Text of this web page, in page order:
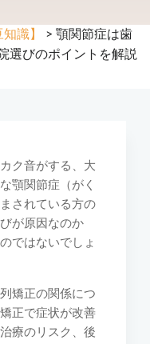
識】
> 顎関節症は歯
選びのポイントを解説
ク音がする、大
顎関節症（がく
されている方の
が原因なのか
ではないでしょ
矯正の関係につ
正で症状が改善
療のリスク、後